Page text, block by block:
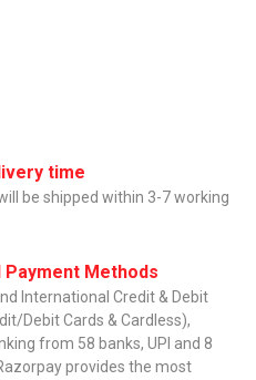
time
be shipped within 3-7 working
Payment Methods
International Credit & Debit
Debit Cards & Cardless),
from 58 banks, UPI and 8
provides the most